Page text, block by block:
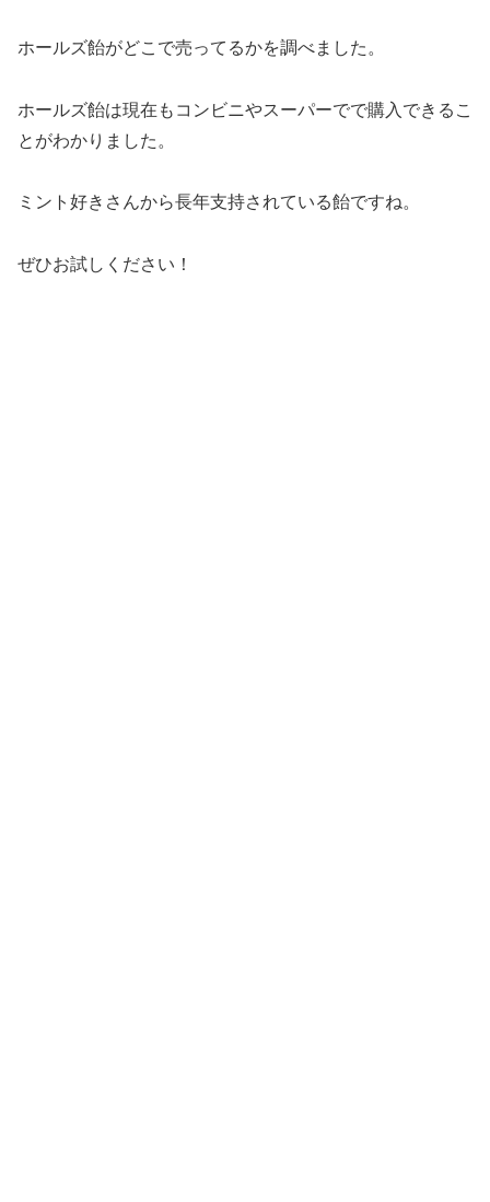
ホールズ飴がどこで売ってるかを調べました。
ホールズ飴は現在もコンビニやスーパーでで購入できるこ
とがわかりました。
ミント好きさんから長年支持されている飴ですね。
ぜひお試しください！